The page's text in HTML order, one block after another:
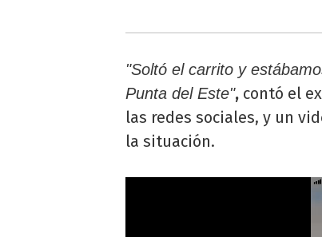
"Soltó el carrito y
Punta del Este", contó el
las redes sociales, y un
la situación.